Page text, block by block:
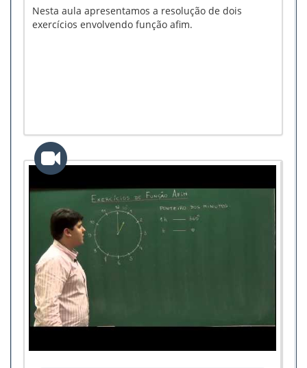
Nesta aula apresentamos a resolução de dois
exercícios envolvendo função afim.